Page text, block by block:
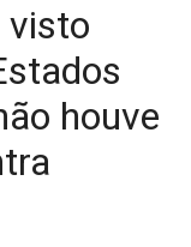
visto
houve